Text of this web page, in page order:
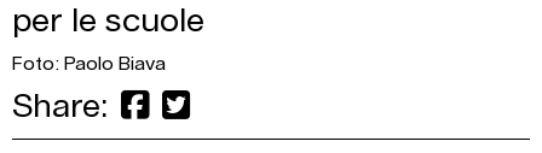
per le scuole
Foto: Paolo Biava
Share: